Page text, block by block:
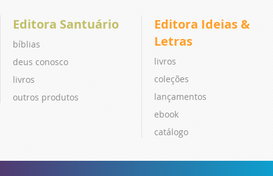
Editora Santuário
bíblias
deus conosco
livros
outros produtos
Editora Ideias &
Letras
livros
coleções
lançamentos
ebook
catálogo